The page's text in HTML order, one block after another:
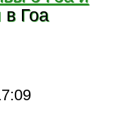
в Гоа